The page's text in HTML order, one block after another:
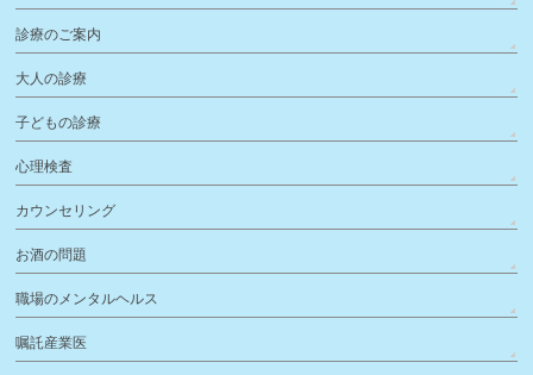
診療のご案内
大人の診療
子どもの診療
心理検査
カウンセリング
お酒の問題
職場のメンタルヘルス
嘱託産業医